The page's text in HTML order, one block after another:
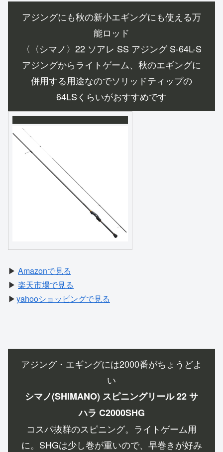
アジングにも秋の新小エギングにも使える万
能ロッド
〈〈シマノ〉22 ソアレ SS アジング S-64L-S
アジングからライトゲーム、秋のエギングに
併用する用途なのでソリッドティップの
64LSくらいがおすすめです
▶ Amazonで見る
▶ 楽天市場で見る
▶yahooショッピングで見る
アジング・エギングには2000番がちょうどよ
い
シマノ(SHIMANO) スピニングリール 22 サ
ハラ C2000SHG
コスパ抜群のスピニング。ライトゲーム用
に。SHGは少し巻が重いので、早巻きが好み